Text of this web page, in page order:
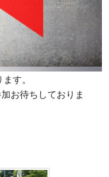
す。
お待ちしておりま